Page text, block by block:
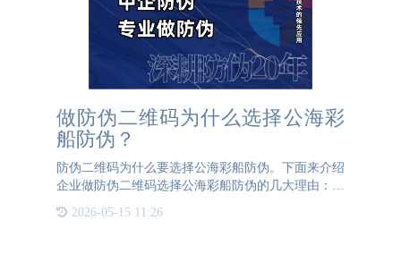
做防伪二维码为什么选择公海彩
船防伪？
防伪二维码为什么要选择公海彩船防伪。下面来介绍
企业做防伪二维码选择公海彩船防伪的几大理由：老
品牌更放心：公海彩船防伪在行业内已有20余年的防
伪经验，几十年来，服务了上千家各行各业的大中小
2026-05-15 11:26